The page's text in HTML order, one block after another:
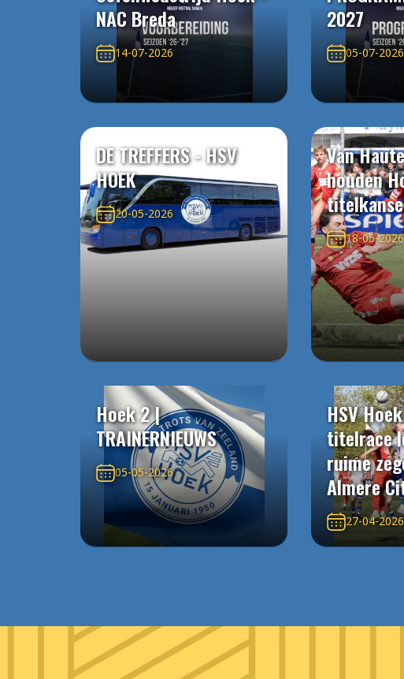
NAC Breda
14-07-2026
2027
05-07-2026
DE TREFFERS - HSV
HOEK
20-05-2026
Van
houden
18-05-2026
Hoek 2 |
TRAINERNIEUWS
05-05-2026
HSV
titelrace
ruime
Almere
27-04-2026